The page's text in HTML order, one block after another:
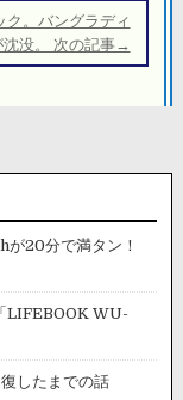
ク。バングラディ
沈没。 次の記事→
が20分で満タン！
LIFEBOOK WU-
したまでの話